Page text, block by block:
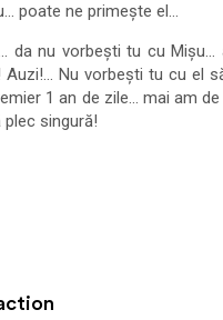
poate ne primește el…
da nu vorbești tu cu Mișu…
Nu vorbești tu cu el
1 an de zile… mai am
singură!